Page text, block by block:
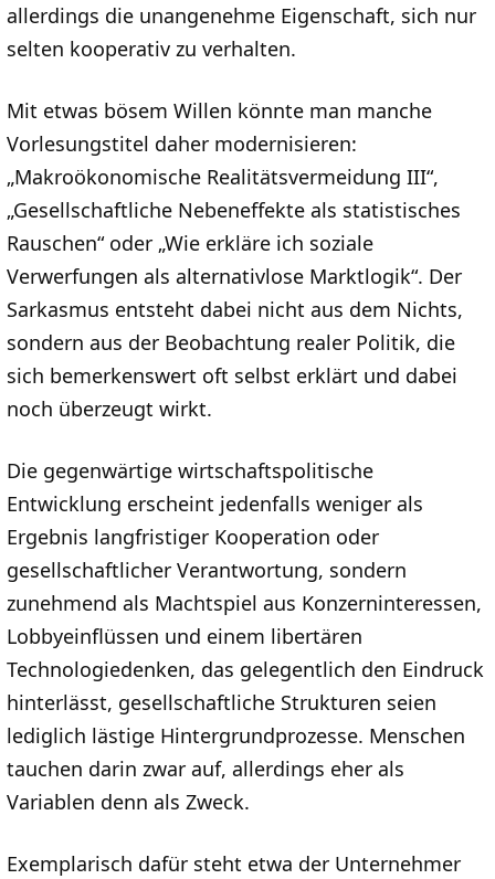
allerdings die unangenehme Eigenschaft, sich nur
selten kooperativ zu verhalten.
Mit etwas bösem Willen könnte man manche
Vorlesungstitel daher modernisieren:
„Makroökonomische Realitätsvermeidung III“,
„Gesellschaftliche Nebeneffekte als statistisches
Rauschen“ oder „Wie erkläre ich soziale
Verwerfungen als alternativlose Marktlogik“. Der
Sarkasmus entsteht dabei nicht aus dem Nichts,
sondern aus der Beobachtung realer Politik, die
sich bemerkenswert oft selbst erklärt und dabei
noch überzeugt wirkt.
Die gegenwärtige wirtschaftspolitische
Entwicklung erscheint jedenfalls weniger als
Ergebnis langfristiger Kooperation oder
gesellschaftlicher Verantwortung, sondern
zunehmend als Machtspiel aus Konzerninteressen,
Lobbyeinflüssen und einem libertären
Technologiedenken, das gelegentlich den Eindruck
hinterlässt, gesellschaftliche Strukturen seien
lediglich lästige Hintergrundprozesse. Menschen
tauchen darin zwar auf, allerdings eher als
Variablen denn als Zweck.
Exemplarisch dafür steht etwa der Unternehmer